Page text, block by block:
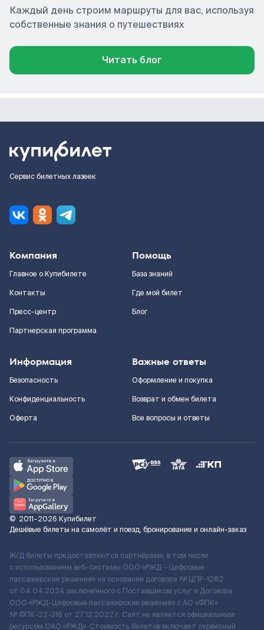
Каждый день строим маршруты для вас, используя
собственные знания о путешествиях
Читать блог
Сервис билетных лазеек
Компания
Главное о Купибилете
Контакты
Пресс-центр
Партнерская программа
Помощь
База знаний
Где мой билет
Блог
Информация
Безопасность
Конфиденциальность
Оферта
Важные ответы
Оформление и покупка
Возврат и обмен билета
Все вопросы и ответы
© 2011–2026 Купибилет
Дешёвые билеты на самолёт и поезд, бронирование и онлайн-заказ
Ж/Д билеты предоставляются партнёрами, в том числе
с использованием веб-системы ООО «РЖД – Цифровые
пассажирские решения» на основании договора № ЦПР-1282
от 04.04.2024 заключенного с Поставщиком услуг и Договора
ООО «РЖД-Цифровые пассажирские решения» c АО «ФПК»
№ ФПК-22-316 от 27.12.2022 г. Сайт не является официальным
ресурсом ОАО «РЖД». Стоимость билетов включает сервисный